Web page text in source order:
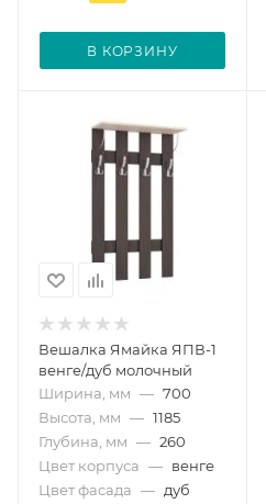
В КОРЗИНУ
Вешалка Ямайка ЯПВ-1
венге/дуб молочный
Ширина, мм — 700
Высота, мм — 1185
Глубина, мм — 260
Цвет корпуса — венге
Цвет фасада — дуб